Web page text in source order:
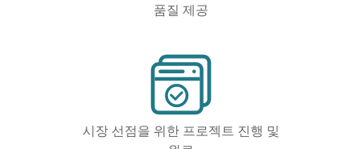
품질 제공
시장 선점을 위한 프로젝트 진행 및